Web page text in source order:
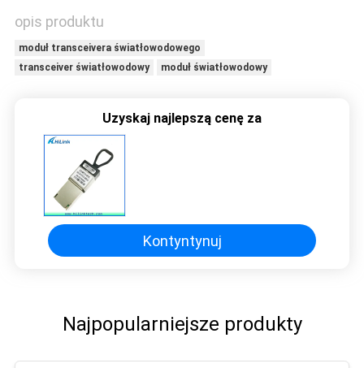
POLITYKA
opis produktu
moduł transceivera światłowodowego
transceiver światłowodowy
moduł światłowodowy
Uzyskaj najlepszą cenę za
Kontyntynuj
Najpopularniejsze produkty